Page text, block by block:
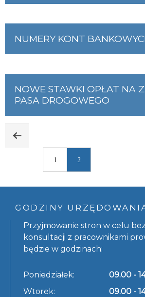
NUMERY KONT
NOWE STAWKI OPŁAT NA
PASA DROGOWEGO
1 2
GODZINY
Przyjmowanie stron w celu
konsultacji z pracownikami
będzie w godzinach:
Poniedziałek:
09.00 -
Wtorek:
09.00 -